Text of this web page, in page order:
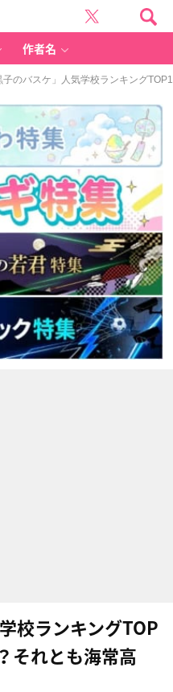
作者名
のバスケ」人気学校ランキング
校ランキングTOP
それとも海常高